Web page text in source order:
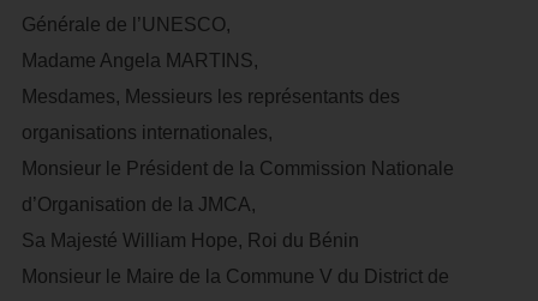
Générale de l’UNESCO,
Madame Angela MARTINS,
Mesdames, Messieurs les représentants des
organisations internationales,
Monsieur le Président de la Commission Nationale
d’Organisation de la JMCA,
Sa Majesté William Hope, Roi du Bénin
Monsieur le Maire de la Commune V du District de